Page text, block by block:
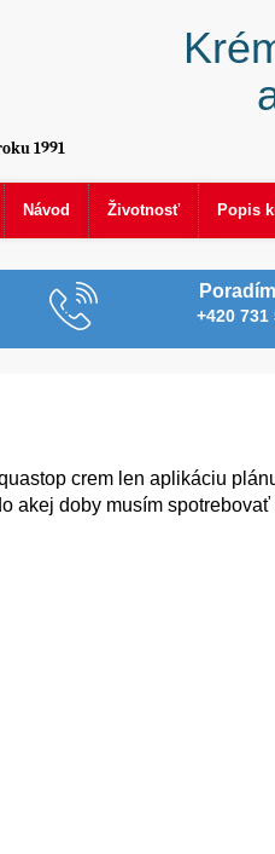
Návod Životnosť Popis
1991
+420 731
crem len aplikáciu
akej doby musím